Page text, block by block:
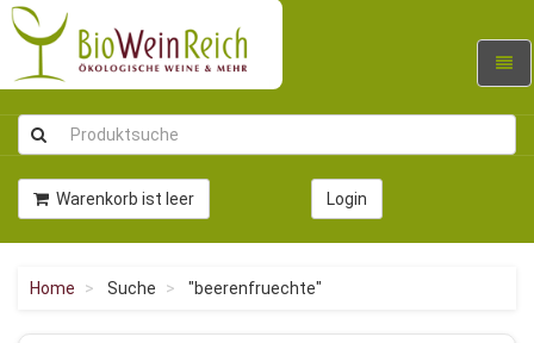
Warenkorb ist leer Login
Home Suche "beerenfruechte"